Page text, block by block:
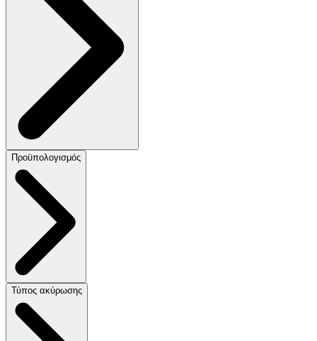
Προϋπολογισμός
Τύπος ακύρωσης